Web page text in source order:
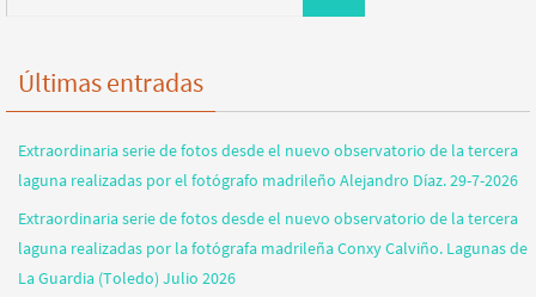
Últimas entradas
Extraordinaria serie de fotos desde el nuevo observatorio de la tercera
laguna realizadas por el fotógrafo madrileño Alejandro Díaz. 29-7-2026
Extraordinaria serie de fotos desde el nuevo observatorio de la tercera
laguna realizadas por la fotógrafa madrileña Conxy Calviño. Lagunas de
La Guardia (Toledo) Julio 2026